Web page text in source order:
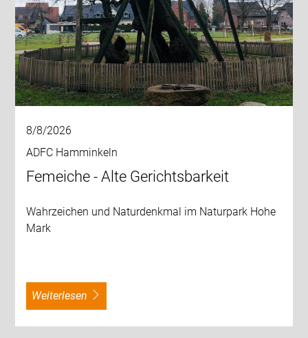
8/8/2026
ADFC Hamminkeln
Femeiche - Alte Gerichtsbarkeit
Wahrzeichen und Naturdenkmal im Naturpark Hohe
Mark
weiterlesen